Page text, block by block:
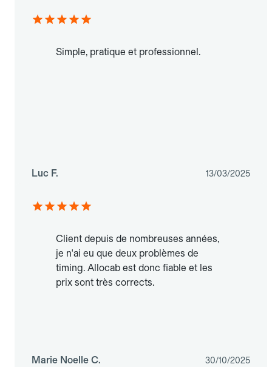
Simple, pratique et professionnel.
Luc F. 13/03/2025
Client depuis de nombreuses années,
je n'ai eu que deux problèmes de
timing. Allocab est donc fiable et les
prix sont très corrects.
Marie Noelle C. 30/10/2025